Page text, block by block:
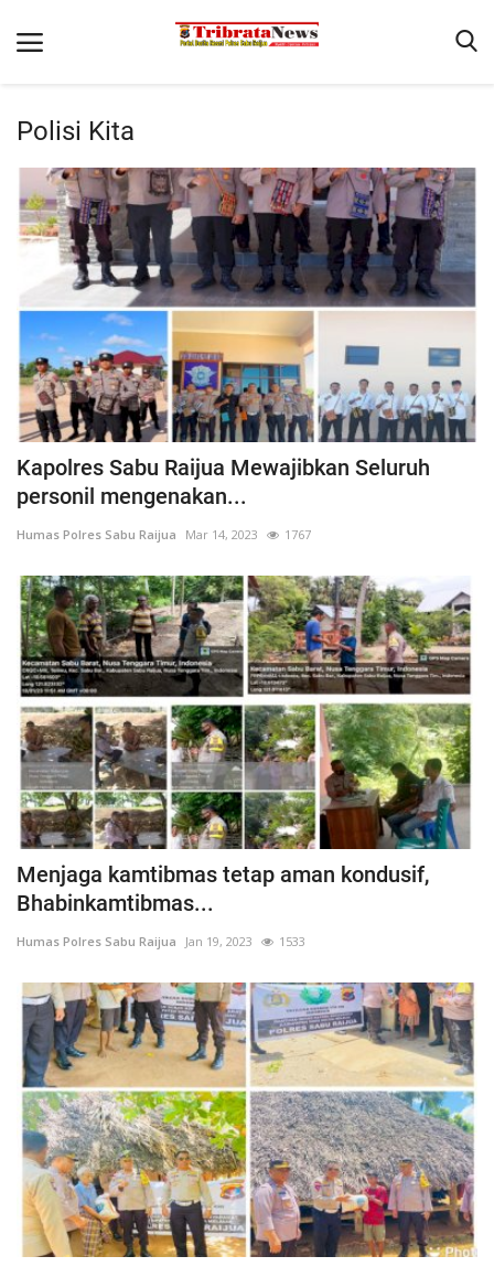
Terms & Conditions
Reskrim
Binkam
Lantas
Polisi Kita
Giat Ops
Polisi Kita
Kapolres Sabu Raijua Mewajibkan Seluruh
personil mengenakan...
Humas Polres Sabu Raijua Mar 14, 2023 1767
Menjaga kamtibmas tetap aman kondusif,
Bhabinkamtibmas...
Humas Polres Sabu Raijua Jan 19, 2023 1533